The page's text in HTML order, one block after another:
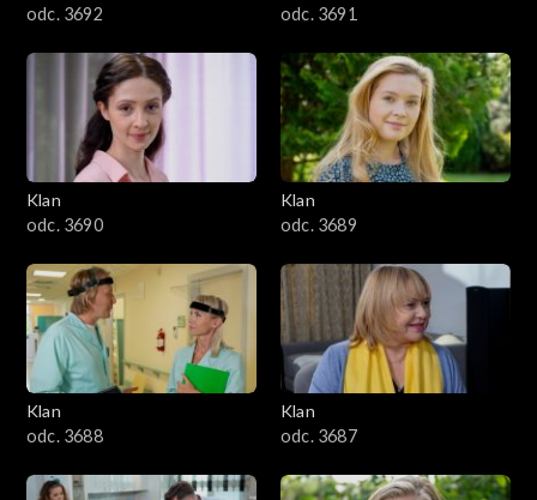
2901–3000
2801–2900
2701–2800
2501–2600
2401–2500
2301–2400
2201–2300
odc. 3692
odc. 3691
Klan
odc. 3690
Klan
odc. 3689
Klan
odc. 3688
Klan
odc. 3687